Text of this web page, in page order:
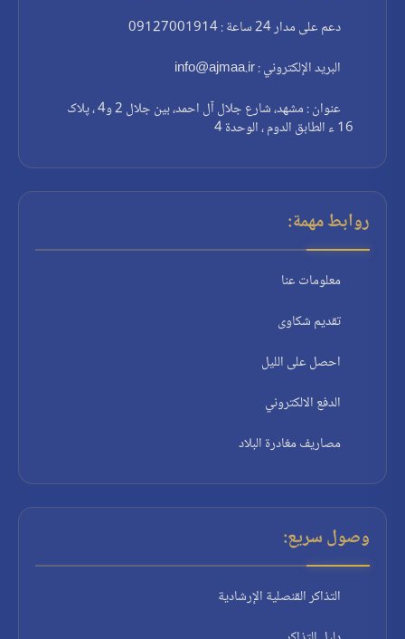
دعم على مدار 24 ساعة : 09127001914
البريد الإلكتروني : info@ajmaa.ir
عنوان : مشهد، شارع جلال آل احمد، بين جلال 2 و4 ، پلاک
16 ء الطابق الدوم ، الوحدة 4
روابط مهمة:
معلومات عنا
تقديم شكاوى
احصل على الليل
الدفع الالكتروني
مصاريف مغادرة البلاد
وصول سريع:
التذاكر القنصلية الإرشادية